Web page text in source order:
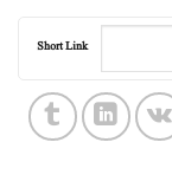
Short Link